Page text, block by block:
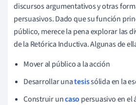
discursos argumentativos y otras
persuasivos. Dado que su función
público, merece la pena explorar las
de la Retórica Inductiva. Algunas de
Mover al público a la acción
Desarrollar unatesissólida en la
Construir uncaso persuasivo en